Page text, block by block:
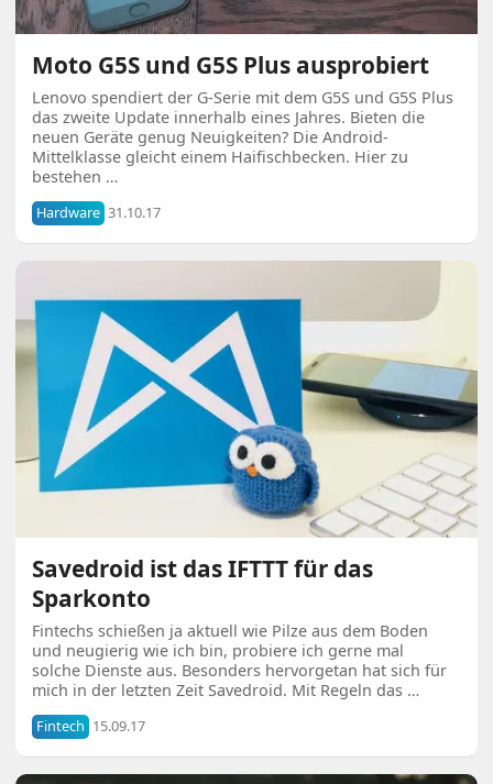
Moto G5S und G5S Plus ausprobiert
Lenovo spendiert der G-Serie mit dem G5S und G5S Plus
das zweite Update innerhalb eines Jahres. Bieten die
neuen Geräte genug Neuigkeiten? Die Android-
Mittelklasse gleicht einem Haifischbecken. Hier zu
bestehen …
Hardware 31.10.17
Savedroid ist das IFTTT für das
Sparkonto
Fintechs schießen ja aktuell wie Pilze aus dem Boden
und neugierig wie ich bin, probiere ich gerne mal
solche Dienste aus. Besonders hervorgetan hat sich für
mich in der letzten Zeit Savedroid. Mit Regeln das …
Fintech 15.09.17